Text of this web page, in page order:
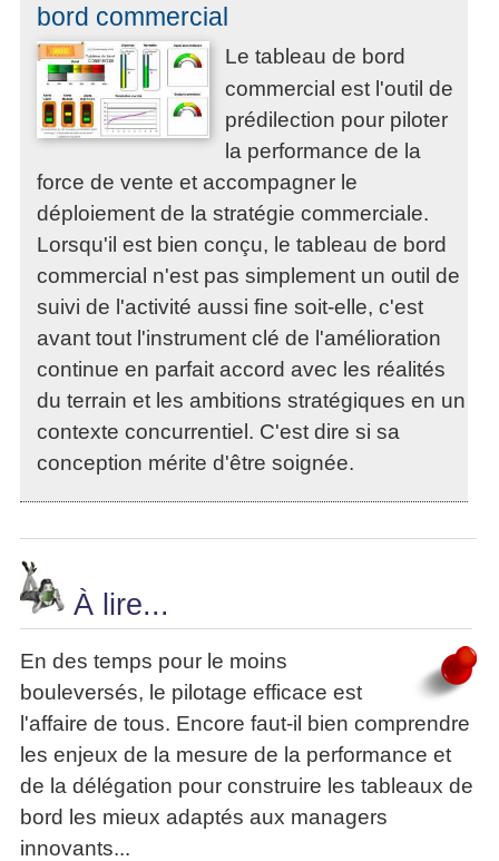
bord commercial
Le tableau de bord
commercial est l'outil de
prédilection pour piloter
la performance de la
force de vente et accompagner le
déploiement de la stratégie commerciale.
Lorsqu'il est bien conçu, le tableau de bord
commercial n'est pas simplement un outil de
suivi de l'activité aussi fine soit-elle, c'est
avant tout l'instrument clé de l'amélioration
continue en parfait accord avec les réalités
du terrain et les ambitions stratégiques en un
contexte concurrentiel. C'est dire si sa
conception mérite d'être soignée.
À lire...
En des temps pour le moins
bouleversés, le pilotage efficace est
l'affaire de tous. Encore faut-il bien comprendre
les enjeux de la mesure de la performance et
de la délégation pour construire les tableaux de
bord les mieux adaptés aux managers
innovants...